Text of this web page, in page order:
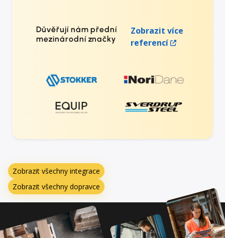
Důvěřují nám přední
mezinárodní značky
Zobrazit více
referencí
Zobrazit všechny integrace
Zobrazit všechny dopravce